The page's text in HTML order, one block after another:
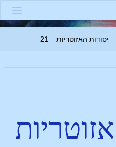
יסודות האזוטריות – 21